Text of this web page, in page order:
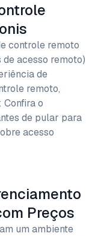
controle remoto
acesso remoto)
de
remoto,
o
de pular para
acesso
Preços
um ambiente